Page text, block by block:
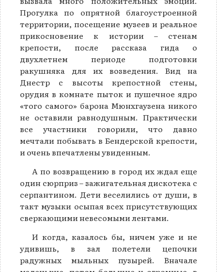
Прогулка по опрятной благоустроенной
территории, посещение музеев и реальное
прикосновение к истории – стенам
крепости, после рассказа гида о
двухлетнем периоде подготовки
ракушняка для их возведения. Вид на
Днестр с высоты крепостной стены,
орудия в комнате пыток и пушечное ядро
«того самого» барона Мюнхгаузена никого
не оставили равнодушным. Практически
все участники говорили, что давно
мечтали побывать в Бендерской крепости,
и очень впечатлены увиденным.
А по возвращению в город их ждал еще
один сюрприз – зажигательная дискотека с
серпантином. Дети веселились от души, в
такт музыки осыпая всех присутствующих
сверкающими невесомыми лентами.
И когда, казалось бы, ничем уже и не
удивишь, в зал полетели цепочки
радужных мыльных пузырей. Вначале